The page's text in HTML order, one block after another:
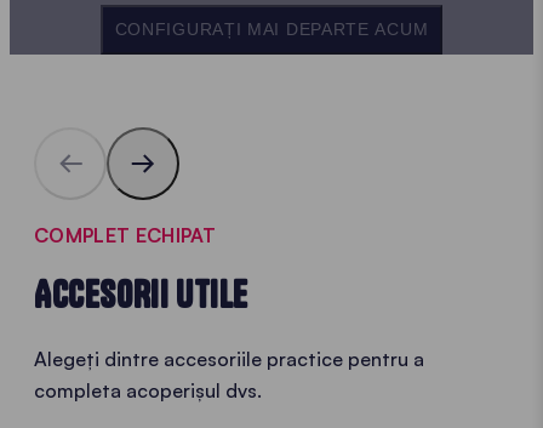
CONFIGURAȚI MAI DEPARTE ACUM
COMPLET ECHIPAT
ACCESORII UTILE
Alegeți dintre accesoriile practice pentru a
completa acoperișul dvs.